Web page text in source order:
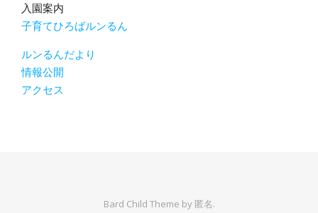
入園案内
子育てひろばルンるん
ルンるんだより
情報公開
アクセス
Bard Child Theme by 匿名.